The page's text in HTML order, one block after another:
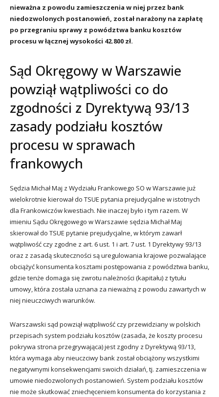
nieważna z powodu zamieszczenia w niej przez bank
niedozwolonych postanowień, został narażony na zapłatę
po przegraniu sprawy z powództwa banku kosztów
procesu w łącznej wysokości 42.800 zł.
Sąd Okręgowy w Warszawie
powziął wątpliwości co do
zgodności z Dyrektywą 93/13
zasady podziału kosztów
procesu w sprawach
frankowych
Sędzia Michał Maj z Wydziału Frankowego SO w Warszawie już
wielokrotnie kierował do TSUE pytania prejudycjalne w istotnych
dla Frankowiczów kwestiach. Nie inaczej było i tym razem. W
imieniu Sądu Okręgowego w Warszawie sędzia Michał Maj
skierował do TSUE pytanie prejudycjalne, w którym zawarł
wątpliwość czy zgodne z art. 6 ust. 1 i art. 7 ust. 1 Dyrektywy 93/13
oraz z zasadą skuteczności są uregulowania krajowe pozwalające
obciążyć konsumenta kosztami postępowania z powództwa banku,
gdzie tenże domaga się zwrotu należności (kapitału) z tytułu
umowy, która została uznana za nieważną z powodu zawartych w
niej nieuczciwych warunków.
Warszawski sąd powziął wątpliwość czy przewidziany w polskich
przepisach system podziału kosztów (zasada, że koszty procesu
pokrywa strona przegrywająca) jest zgodny z Dyrektywą 93/13,
która wymaga aby nieuczciwy bank został obciążony wszystkimi
negatywnymi konsekwencjami swoich działań, tj. zamieszczenia w
umowie niedozwolonych postanowień. System podziału kosztów
nie może skutkować zniechęceniem konsumenta do korzystania z